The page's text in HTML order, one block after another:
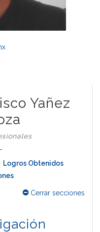
Yañez
Logros Obtenidos
Cerrar secciones